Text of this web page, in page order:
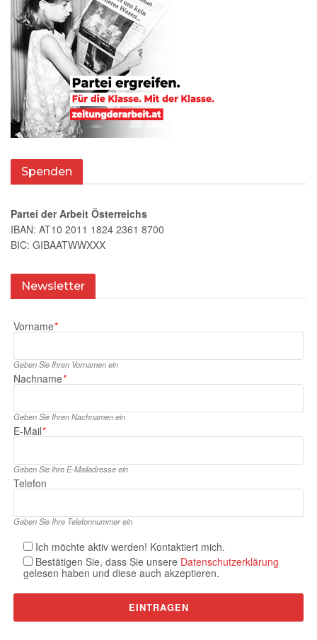
Spenden
Partei der Arbeit Österreichs
IBAN: AT10 2011 1824 2361 8700
BIC: GIBAATWWXXX
Newsletter
Vorname*
Geben Sie Ihren Vornamen ein
Nachname*
Geben Sie Ihren Nachnamen ein
E‑Mail*
Geben Sie ihre E‑Mailadresse ein
Telefon
Geben Sie Ihre Telefonnummer ein
Ich möchte aktiv werden! Kontaktiert mich.
Bestätigen Sie, dass Sie unsere Datenschutzerklärung
gelesen haben und diese auch akzeptieren.